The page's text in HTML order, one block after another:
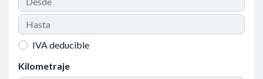
IVA deducible
Kilometraje